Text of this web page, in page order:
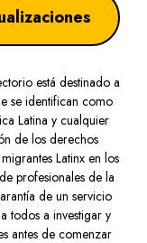
está destinado a
se identifican como
Latina y cualquier
de los derechos
Latinx en los
profesionales de la
de un servicio
todos a investigar y
antes de comenzar